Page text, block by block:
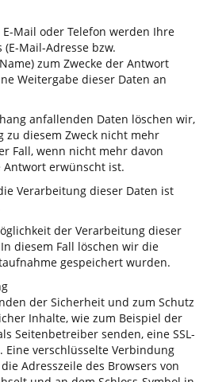
Mail oder Telefon werden Ihre
Mail-Adresse bzw.
zum Zwecke der Antwort
Weitergabe dieser Daten an
anfallenden Daten löschen wir,
zu diesem Zweck nicht mehr
Fall, wenn nicht mehr davon
Antwort erwünscht ist.
Verarbeitung dieser Daten ist
der Verarbeitung dieser
diesem Fall löschen wir die
gespeichert wurden.
der Sicherheit und zum Schutz
Inhalte, wie zum Beispiel der
Seitenbetreiber senden, eine SSL-
Eine verschlüsselte Verbindung
Adresszeile des Browsers von